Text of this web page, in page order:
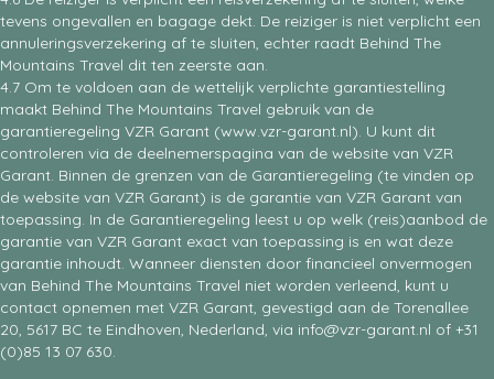
tevens ongevallen en bagage dekt. De reiziger is niet verplicht een
annuleringsverzekering af te sluiten, echter raadt Behind The
Mountains Travel dit ten zeerste aan.
4.7 Om te voldoen aan de wettelijk verplichte garantiestelling
maakt Behind The Mountains Travel gebruik van de
garantieregeling VZR Garant (www.vzr-garant.nl). U kunt dit
controleren via de deelnemerspagina van de website van VZR
Garant. Binnen de grenzen van de Garantieregeling (te vinden op
de website van VZR Garant) is de garantie van VZR Garant van
toepassing. In de Garantieregeling leest u op welk (reis)aanbod de
garantie van VZR Garant exact van toepassing is en wat deze
garantie inhoudt. Wanneer diensten door financieel onvermogen
van Behind The Mountains Travel niet worden verleend, kunt u
contact opnemen met VZR Garant, gevestigd aan de Torenallee
20, 5617 BC te Eindhoven, Nederland, via info@vzr-garant.nl of +31
(0)85 13 07 630.